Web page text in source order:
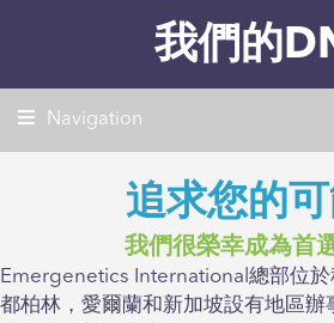
我們的
Navigation
追求您的
我們很榮幸成為首
Emergenetics International總部位
都柏林，愛爾蘭和新加坡設有地區辦